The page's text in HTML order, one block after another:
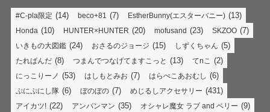
#C-pla限定 (14) beco+81 (7) EstherBunny(エスターバニー) (13)
Honda (10) HUNTER×HUNTER (20) mofusand (23) SKZOO (7)
いきもの大図鑑 (24) おさるのジョージ (15) しずくちゃん (5)
たれぱんだ (8) つまんでつなげてますこっと (13) てnこ (2)
にっこりーノ (53) はしもとみお (7) はらぺこあおむし (6)
ぷにぷにし隊 (6) ぼのぼの (7) めじるしアクセサリー (431)
アイカツ! (22) アンパンマン (35) オシャレ魔女 ラブ and ベリー (9)